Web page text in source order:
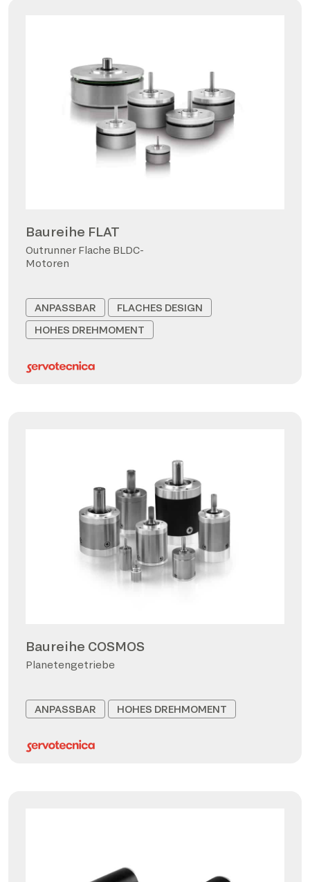
Baureihe FLAT
Outrunner Flache BLDC-
Motoren
ANPASSBAR
FLACHES DESIGN
HOHES DREHMOMENT
Baureihe COSMOS
Planetengetriebe
ANPASSBAR HOHES DREHMOMENT